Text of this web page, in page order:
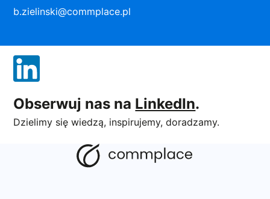
b.zielinski@commplace.pl
Obserwuj nas na LinkedIn.
Dzielimy się wiedzą, inspirujemy, doradzamy.